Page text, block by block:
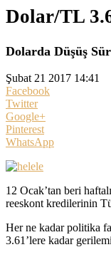
Dolar/TL
Dolarda Düşüş
Şubat 21 2017 14:41
Facebook
Twitter
Google+
Pinterest
WhatsApp
12 Ocak’tan beri
reeskont kredilerinin
Her ne kadar politika
3.61’lere kadar